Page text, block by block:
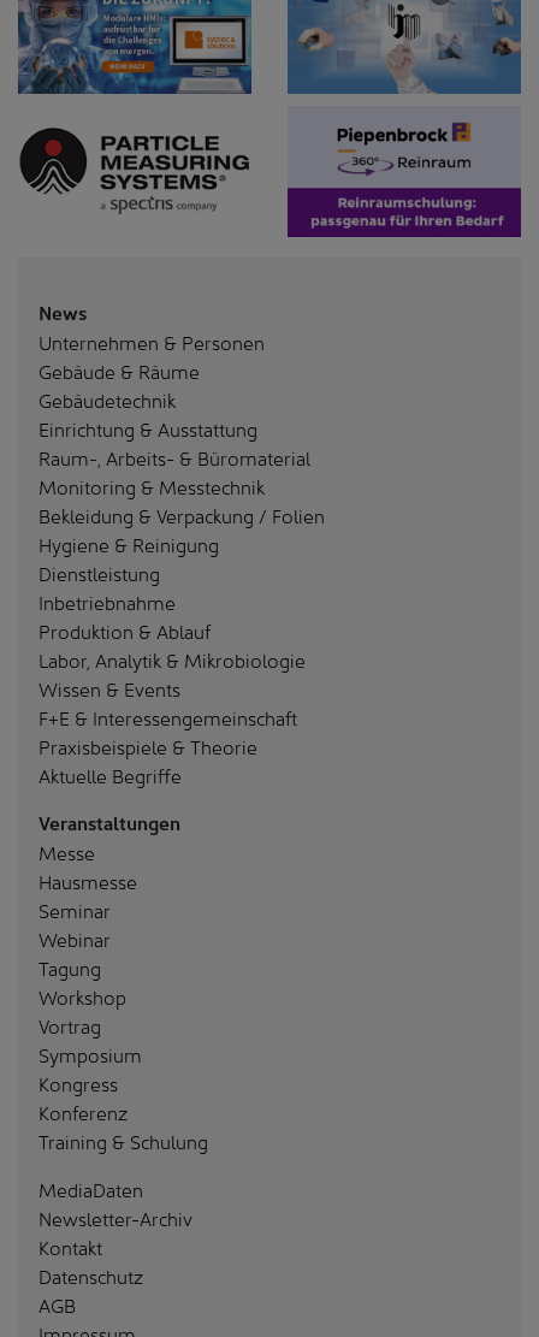
News
Unternehmen & Personen
Gebäude & Räume
Gebäudetechnik
Einrichtung & Ausstattung
Raum-, Arbeits- & Büromaterial
Monitoring & Messtechnik
Bekleidung & Verpackung / Folien
Hygiene & Reinigung
Dienstleistung
Inbetriebnahme
Produktion & Ablauf
Labor, Analytik & Mikrobiologie
Wissen & Events
F+E & Interessengemeinschaft
Praxisbeispiele & Theorie
Aktuelle Begriffe
Veranstaltungen
Messe
Hausmesse
Seminar
Webinar
Tagung
Workshop
Vortrag
Symposium
Kongress
Konferenz
Training & Schulung
MediaDaten
Newsletter-Archiv
Kontakt
Datenschutz
AGB